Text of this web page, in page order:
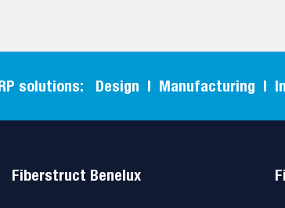
Design | Manufacturing |
Fiberstruct Benelux